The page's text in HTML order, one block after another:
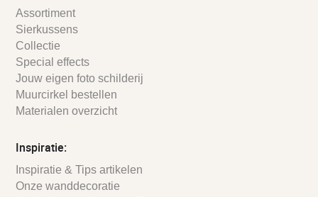
Assortiment
Sierkussens
Collectie
Special effects
Jouw eigen foto schilderij
Muurcirkel bestellen
Materialen overzicht
Inspiratie:
Inspiratie & Tips artikelen
Onze wanddecoratie